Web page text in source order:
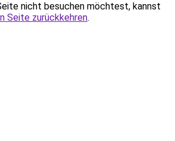
nicht besuchen möchtest, kannst
Seite zurückkehren.